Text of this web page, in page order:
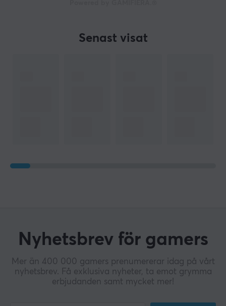
Senast visat
Nyhetsbrev för gamers
Mer än 400 000 gamers prenumererar idag på vårt
nyhetsbrev. Få exklusiva nyheter, ta emot grymma
erbjudanden samt mycket mer!